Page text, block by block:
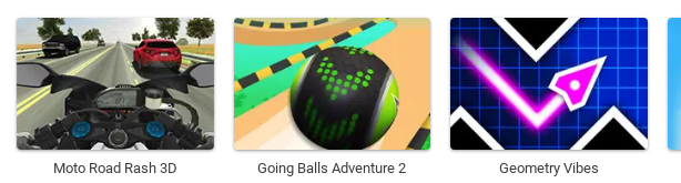
Moto Road Rash 3D Going Balls Adventure 2 Geometry Vibes